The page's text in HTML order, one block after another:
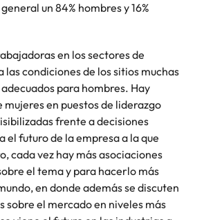
un 84% hombres y 16%
en los sectores de
condiciones de los sitios muchas
para hombres. Hay
mujeres en puestos de liderazgo
frente a decisiones
el futuro de la empresa a la que
cada vez hay más asociaciones
el tema y para hacerlo más
en donde además se discuten
sobre el mercado en niveles más